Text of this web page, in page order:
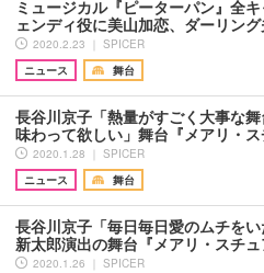
ミュージカル『ピーターパン』全
ェンディ役に美山加恋、ダーリン
2020.2.23 ｜ SPICER
ニュース
舞台
長谷川京子「熱量がすごく大事な
味わって欲しい」舞台『メアリ・
2020.1.28 ｜ SPICER
ニュース
舞台
長谷川京子「毎日毎日愛のムチを
新太郎演出の舞台『メアリ・スチ
2020.1.26 ｜ SPICER